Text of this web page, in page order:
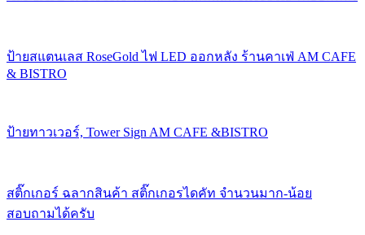
ป้ายสแตนเลส RoseGold ไฟ LED ออกหลัง ร้านคาเฟ่ AM CAFE
& BISTRO
ป้ายทาวเวอร์, Tower Sign AM CAFE &BISTRO
สติ๊กเกอร์ ฉลากสินค้า สติ๊กเกอรไดคัท จำนวนมาก-น้อย
สอบถามได้ครับ